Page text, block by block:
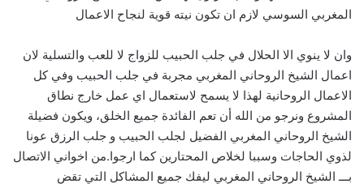
المغربي السوسي لازم ان تكون نيته قوية لنجاح الاعمال
وان لا ينوي الا الحلال في جلب الحبيب للزواج لا للعب والتسلية لان
اعمال الشيخ الروحاني المغربي مجربة في جلب الحبيب وفي كل
الاعمال الروحانية لهذا لا يسمح لاستعمال اي عمل خارج نطاق
المشروع ونرجو من الله أن تعم الفائدة جميع الخلق، ويكون فضيلة
الشيخ الروحاني المغربي الفضيل لجلب الحبيب و جلب الرزق عونا
لذوي الحاجات وسببا لخلاص المحتارين كما ارجوا.من اخواني الاتصال
بـــ الشيخ الروحاني المغربي ليفك جميع المشاكل التي تقض